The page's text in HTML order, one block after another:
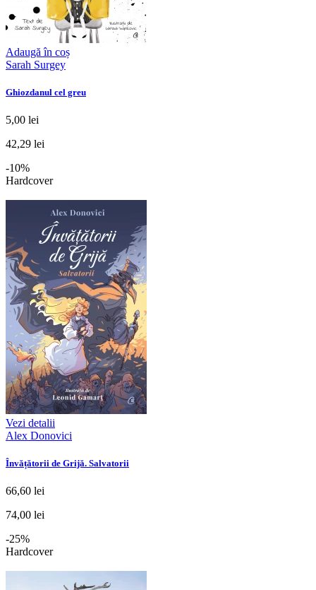
Adaugă în coș
Sarah Surgey
Ghiozdanul cel greu
5,00 lei
42,29 lei
-10%
Hardcover
Vezi detalii
Alex Donovici
Învățătorii de Grijă. Salvatorii
66,60 lei
74,00 lei
-25%
Hardcover